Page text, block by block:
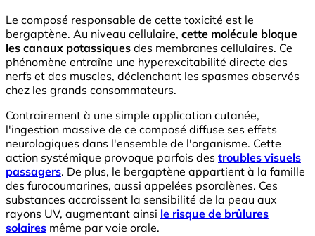
Le composé responsable de cette toxicité est le
bergaptène. Au niveau cellulaire, cette molécule bloque
les canaux potassiques des membranes cellulaires. Ce
phénomène entraîne une hyperexcitabilité directe des
nerfs et des muscles, déclenchant les spasmes observés
chez les grands consommateurs.
Contrairement à une simple application cutanée,
l'ingestion massive de ce composé diffuse ses effets
neurologiques dans l'ensemble de l'organisme. Cette
action systémique provoque parfois des troubles visuels
passagers. De plus, le bergaptène appartient à la famille
des furocoumarines, aussi appelées psoralènes. Ces
substances accroissent la sensibilité de la peau aux
rayons UV, augmentant ainsi le risque de brûlures
solaires même par voie orale.